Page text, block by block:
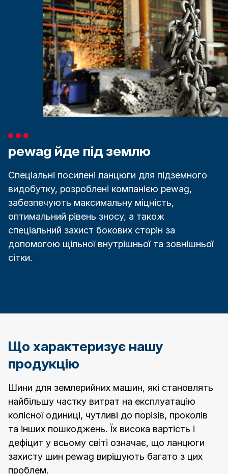
pewag йде під землю
Спеціальні посилені ланцюги для підземного
видобутку, розроблені компанією pewag,
забезпечують максимальну міцність,
оптимальний рівень зносу, а також
спеціальний захист бокових сторін за
допомогою щільної внутрішньої та зовнішньої
сітки.
Що характеризує нашу
продукцію
Шини для землерийних машин, які становлять
найбільшу частку витрат на експлуатацію
колісної одиниці, чутливі до порізів, проколів
та інших пошкоджень. Їх висока вартість і
дефіцит у всьому світі означає, що ланцюги
захисту шин pewag вирішують багато з цих
проблем.